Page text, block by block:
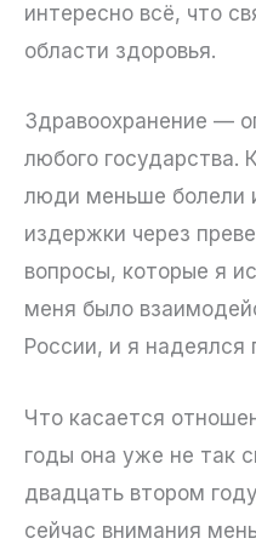
интересно всё, что
области здоровья.
Здравоохранение —
любого государства.
люди меньше болели
издержки через
вопросы, которые я
меня было
России, и я надеялся
Что касается
годы она уже не так
двадцать втором
сейчас внимания